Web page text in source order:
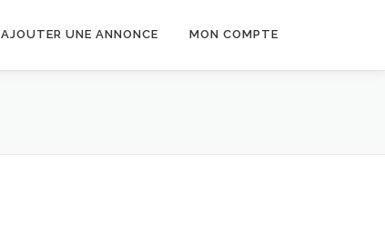
AJOUTER UNE ANNONCE MON COMPTE